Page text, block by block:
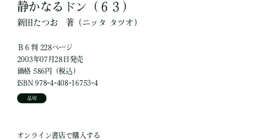
静かなるドン（６３）
新田たつお 著 （ニッタ タツオ）
Ｂ６判 228ページ
2003年07月28日発売
価格 586円（税込）
ISBN 978-4-408-16753-4
品切
オンライン書店で購入する